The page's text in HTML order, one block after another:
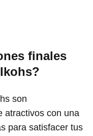
finales
son
atractivos con una
para satisfacer tus